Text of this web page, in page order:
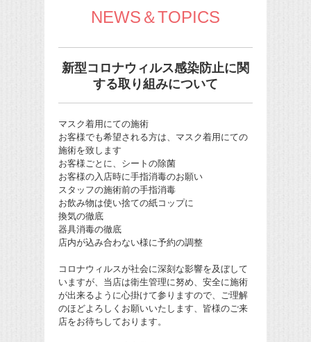
NEWS＆TOPICS
新型コロナウィルス感染防止に関
する取り組みについて
マスク着用にての施術
お客様でも希望される方は、マスク着用にての
施術を致します
お客様ごとに、シートの除菌
お客様の入店時に手指消毒のお願い
スタッフの施術前の手指消毒
お飲み物は使い捨ての紙コップに
換気の徹底
器具消毒の徹底
店内が込み合わない様に予約の調整
コロナウィルスが社会に深刻な影響を及ぼして
いますが、当店は衛生管理に努め、安全に施術
が出来るように心掛けて参りますので、ご理解
のほどよろしくお願いいたします、皆様のご来
店をお待ちしております。